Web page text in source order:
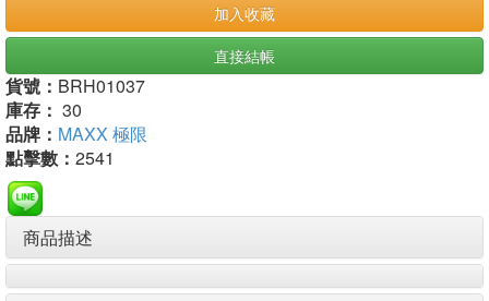
加入收藏
直接結帳
貨號： BRH01037
庫存： 30
品牌： MAXX 極限
點擊數： 2541
商品描述